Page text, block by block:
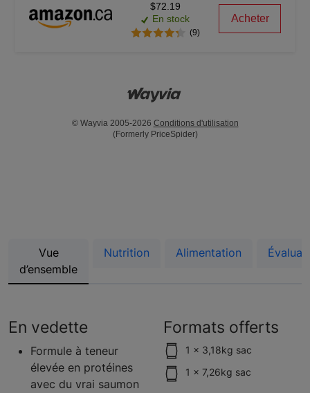
$72.19
En stock
(9)
Acheter
© Wayvia 2005-2026 Conditions d'utilisation
(Formerly PriceSpider)
Vue
d’ensemble
Nutrition Alimentation
En vedette
Formule à teneur
élevée en protéines
avec du vrai saumon
Formats offerts
1 x 3,18kg sac
1 x 7,26kg sac